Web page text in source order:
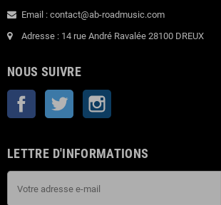
Email : contact@ab-roadmusic.com
Adresse : 14 rue André Ravalée 28100 DREUX
NOUS SUIVRE
Facebook Twitter
LETTRE D'INFORMATIONS